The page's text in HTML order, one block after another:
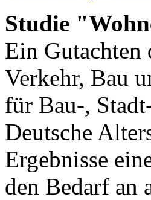
Studie
Ein Gutachten
Verkehr, Bau
für Bau-,
Deutsche
Ergebnisse
den Bedarf an